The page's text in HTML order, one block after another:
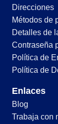
Direcciones
Métodos de
Detalles de
Contraseña
Política de
Política de
Enlaces
Blog
Trabaja con